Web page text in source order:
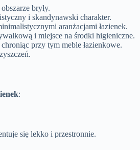
bryły.
i skandynawski charakter.
aranżacjami łazienek.
i miejsce na środki higieniczne.
przy tym meble łazienkowe.
:
się lekko i przestronnie.